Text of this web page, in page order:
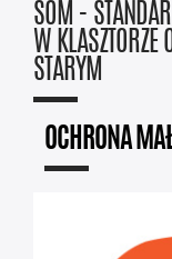
SOM -
W
STARYM
OCHRONA